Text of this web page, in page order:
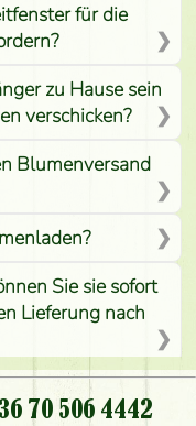
für die
zu Hause sein
verschicken?
Blumenversand
Sie sie sofort
Lieferung nach
geöffnet?
70 506 4442